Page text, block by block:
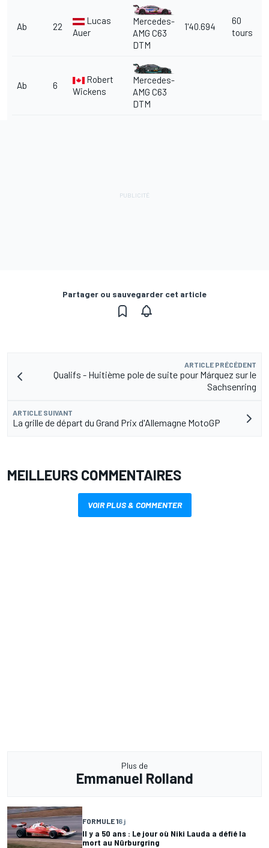
Ab 22
Lucas
Auer
Mercedes-
AMG C63
DTM
1'40.694
60
tours
Ab 6
Robert
Wickens
Mercedes-
AMG C63
DTM
Partager ou sauvegarder cet article
ARTICLE PRÉCÉDENT
Qualifs - Huitième pole de suite pour Márquez sur le
Sachsenring
ARTICLE SUIVANT
La grille de départ du Grand Prix d'Allemagne MotoGP
MEILLEURS COMMENTAIRES
VOIR PLUS & COMMENTER
Plus de
Emmanuel Rolland
FORMULE 16 j
Il y a 50 ans : Le jour où Niki Lauda a défié la
mort au Nürburgring